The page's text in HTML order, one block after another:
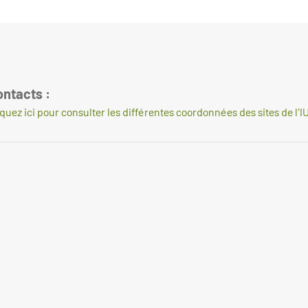
:
ici pour consulter les différentes coordonnées des sites de